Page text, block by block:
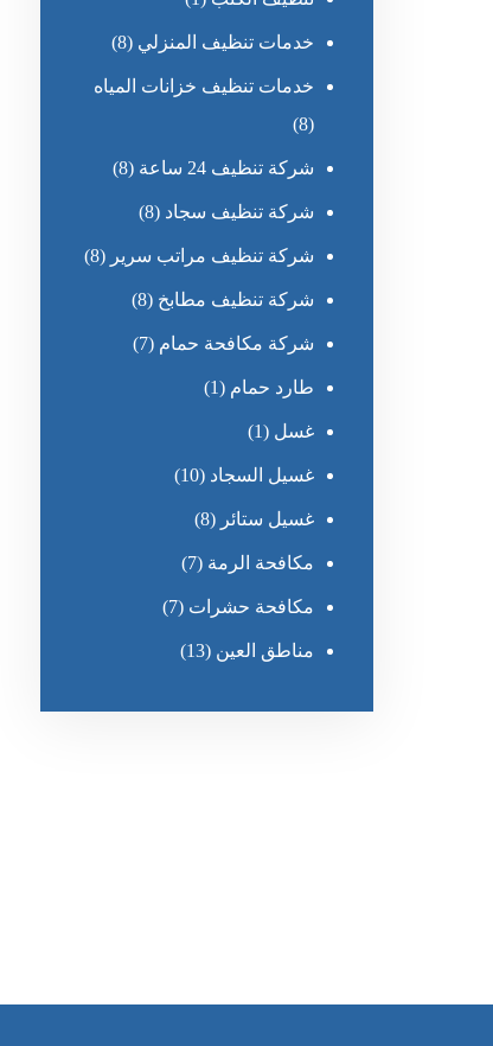
خدمات تنظيف المنزلي (8)
خدمات تنظيف خزانات المياه
(8)
شركة تنظيف 24 ساعة (8)
شركة تنظيف سجاد (8)
شركة تنظيف مراتب سرير (8)
شركة تنظيف مطابخ (8)
شركة مكافحة حمام (7)
طارد حمام (1)
غسل (1)
غسيل السجاد (10)
غسيل ستائر (8)
مكافحة الرمة (7)
مكافحة حشرات (7)
مناطق العين (13)